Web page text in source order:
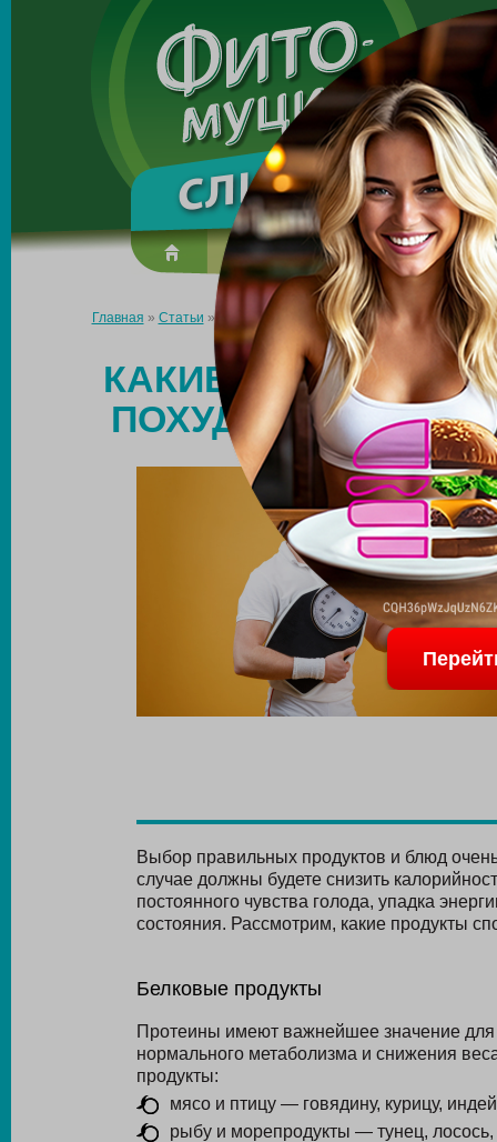
Made in the UK
О препарате Усиль эффект
Главная » Статьи »Какие продукты питания способствуют
КАКИЕ ПРОДУКТЫ
ПОХУДЕНИЮ И
Выбор правильных продуктов и блюд
случае должны будете снизить
постоянного чувства голода, упадка
состояния. Рассмотрим, какие продукты
Белковые продукты
Протеины имеют важнейшее значение
нормального метаболизма и снижения
продукты:
мясо и птицу — говядину, курицу,
рыбу и морепродукты — тунец, лосось,